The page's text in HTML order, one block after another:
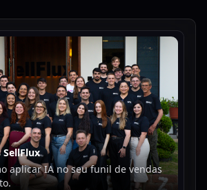
SellFlux
aplicar IA no seu funil de vendas